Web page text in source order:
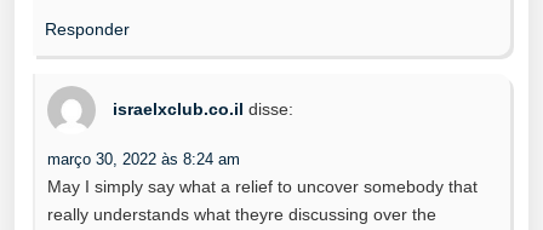
Responder
israelxclub.co.il disse:
março 30, 2022 às 8:24 am
May I simply say what a relief to uncover somebody that
really understands what theyre discussing over the